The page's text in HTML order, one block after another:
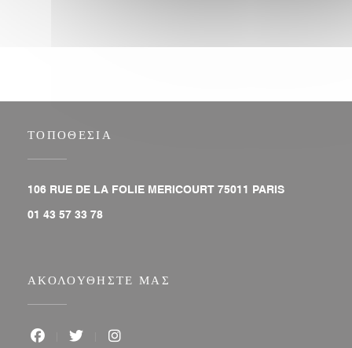
ΤΟΠΟΘΕΣΊΑ
106 RUE DE LA FOLIE MERICOURT 75011 PARIS((ανοίγει σε
01 43 57 33 78
ΑΚΟΛΟΥΘΉΣΤΕ ΜΑΣ